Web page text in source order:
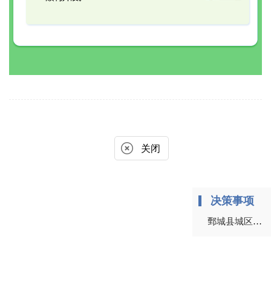
关闭
决策事项
鄄城县城区环境卫生设施专项规划（2023-2035年）